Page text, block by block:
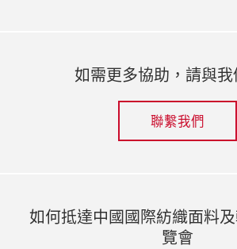
如需更多協助，請與
聯繫我們
如何抵達中國國際紡織面料
覽會